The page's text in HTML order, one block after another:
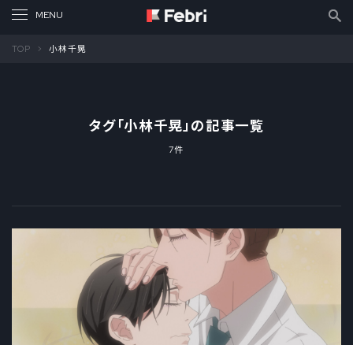
TOP 小林千晃
タグ「小林千晃」の記事一覧
7件